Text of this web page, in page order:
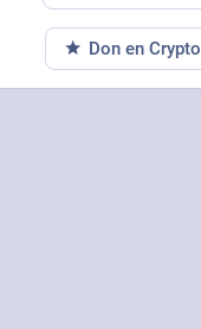
Don en Crypto